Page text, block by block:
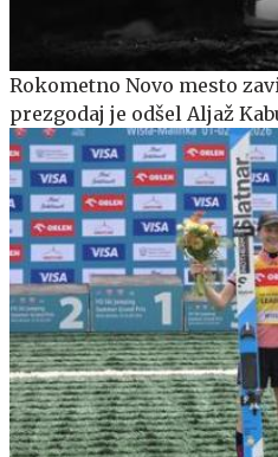
Rokometno Novo mesto
prezgodaj je odšel Aljaž